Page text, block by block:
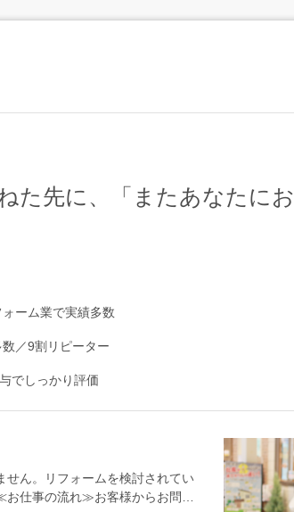
た先に、「またあなたに
ーム業で実績多数
／9割リピーター
でしっかり評価
せん。リフォームを検討されてい
お仕事の流れ≫お客様からお問い